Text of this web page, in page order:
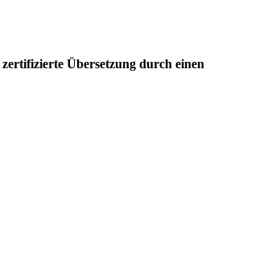
zertifizierte Übersetzung durch einen